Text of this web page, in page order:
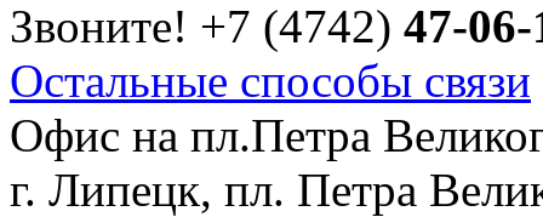
Звоните! +7 (4742) 47-06-
Остальные способы связи
Офис на пл.Петра
г. Липецк, пл. Петра